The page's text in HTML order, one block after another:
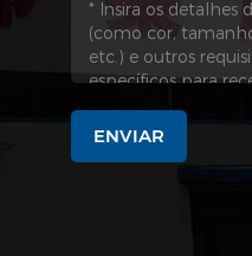
ENVIAR